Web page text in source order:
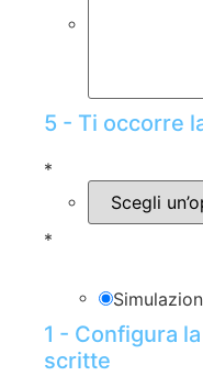
5 - Ti occorre
*
*
1 - Configura
scritte